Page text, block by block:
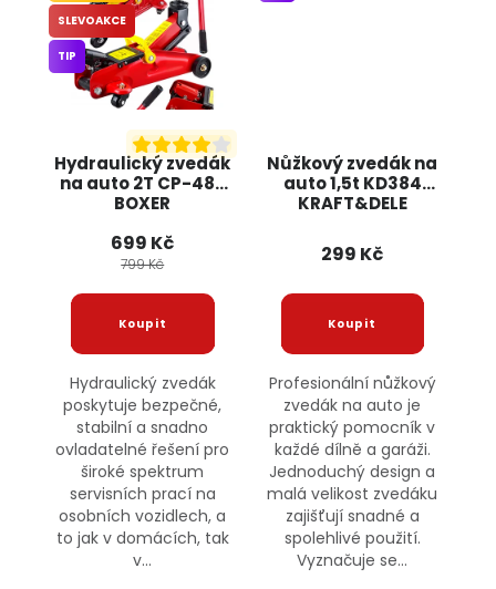
Hydraulický zvedák
na auto 2T CP-480
BOXER
SLEVOAKCE
TIP
699 Kč
799 Kč
Hydraulický zvedák
poskytuje bezpečné,
stabilní a snadno
ovladatelné řešení pro
široké spektrum
servisních prací na
osobních vozidlech, a
to jak v domácích, tak
v...
Nůžkový zvedák na
auto 1,5t KD384
KRAFT&DELE
299 Kč
Profesionální nůžkový
zvedák na auto je
praktický pomocník v
každé dílně a garáži.
Jednoduchý design a
malá velikost zvedáku
zajišťují snadné a
spolehlivé použití.
Vyznačuje se...